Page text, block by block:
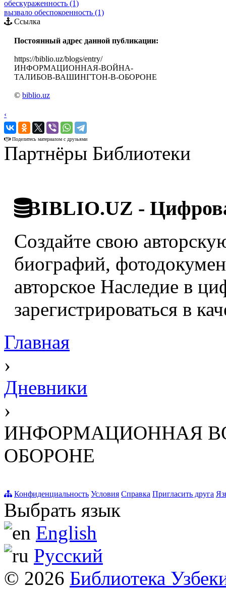
обескураженность (1)
вызвало обеспокоенность (1)
Ссылка
Постоянный адрес данной публикации:
https://biblio.uz/blogs/entry/
ИНФОРМАЦИОННАЯ-ВОЙНА-
ТАЛИБОВ-ВАШИНГТОН-В-ОБОРОНЕ
© biblio.uz
‹
›
Поделитесь материалом с друзьями
Партнёры Библиотеки
BIBLIO.UZ -
Создайте свою
биографий,
авторское Наследие в
зарегистрироваться в
Главная
›
Дневники
›
ИНФОРМАЦИОННАЯ
ОБОРОНЕ
Конфиденциальность Условия Справка Пригласить друга
Выбрать язык
English
Русский
© 2026 Библиотека